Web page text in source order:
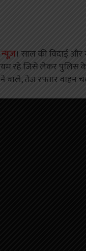
न्यूज़। साल की विदाई
रहे जिसे लेकर पुलिस
तेज रफ्तार वाहन